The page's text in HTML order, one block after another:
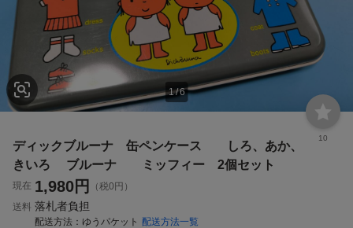
1/6
10
ディックブルーナ 缶ペンケース しろ、あか、
きいろ ブルーナ ミッフィー 2個セット
現在 1,980円
（税0円）
送料 落札者負担
配送方法 ゆうパケット 配送方法一覧